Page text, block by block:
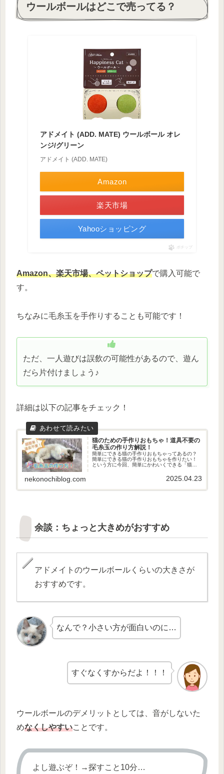
ウールボールはどこで売ってる？
アドメイト (ADD. MATE) ウールボール オレ
ンジ/グリーン
アドメイト (ADD. MATE)
Amazon
楽天市場
Yahooショッピング
ポチップ
Amazon、楽天市場、ペットショップで購入可能で
す。
ちなみに毛糸玉を手作りすることも可能です！
ただ、一人遊びは誤飲の可能性があるので、遊ん
だら片付けましょう♪
詳細は以下の記事をチェック！
猫のための手作りおもちゃ！道具不要の
毛糸玉の作り方解説！
簡単にできる猫の手作りおもちゃってあるの？
簡単にできる猫の手作りおもちゃを作りたい！
という方に今回、簡単にかわいくできる「猫の
も静かでマンションでも使いやすいです♪この記
事を読めば、色んな大きさで作...
nekonochiblog.com 2025.04.23
余談：ちょっと大きめがおすすめ
アドメイトのウールボールくらいの大きさが
おすすめです。
なんで？小さい方が面白いのに…
すぐなくすからだよ！！！
ウールボールのデメリットとしては、音がしないた
めなくしやすいことです。
よし遊ぶぞ！→探すこと10分…